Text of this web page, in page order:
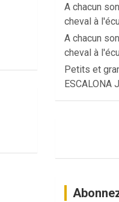
A chacun
cheval à
A chacun
cheval à
Petits et
ESCALONA